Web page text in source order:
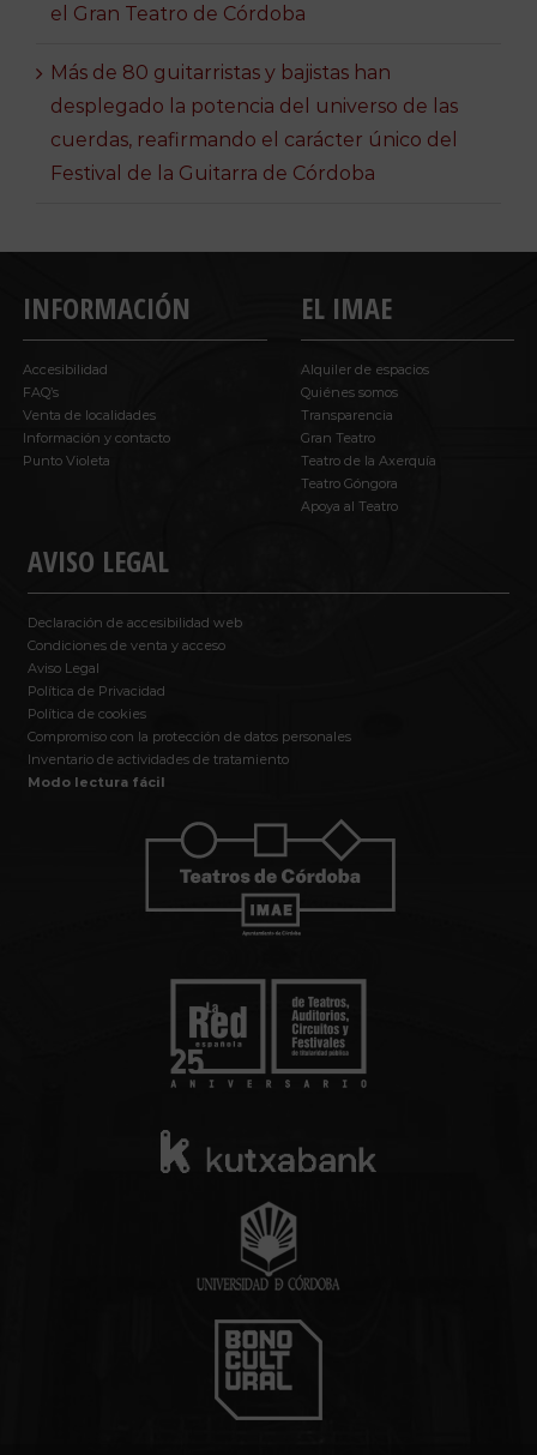
el Gran Teatro de Córdoba
Más de 80 guitarristas y bajistas han
desplegado la potencia del universo de las
cuerdas, reafirmando el carácter único del
Festival de la Guitarra de Córdoba
INFORMACIÓN
Accesibilidad
FAQ’s
Venta de localidades
Información y contacto
Punto Violeta
AVISO LEGAL
Declaración de accesibilidad web
Condiciones de venta y acceso
Aviso Legal
Política de Privacidad
Política de cookies
Compromiso con la protección de datos personales
Inventario de actividades de tratamiento
Modo lectura fácil
EL IMAE
Alquiler de espacios
Quiénes somos
Transparencia
Gran Teatro
Teatro de la Axerquía
Teatro Góngora
Apoya al Teatro